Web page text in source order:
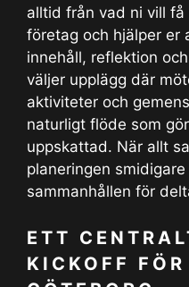
alltid från vad ni vill
företag och hjälper er
innehåll, reflektion
väljer upplägg där
aktiviteter och
naturligt flöde som
uppskattad. När allt
planeringen
sammanhållen för
ETT
KICKOFF